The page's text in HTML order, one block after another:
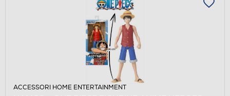
ACCESSORI HOME ENTERTAINMENT